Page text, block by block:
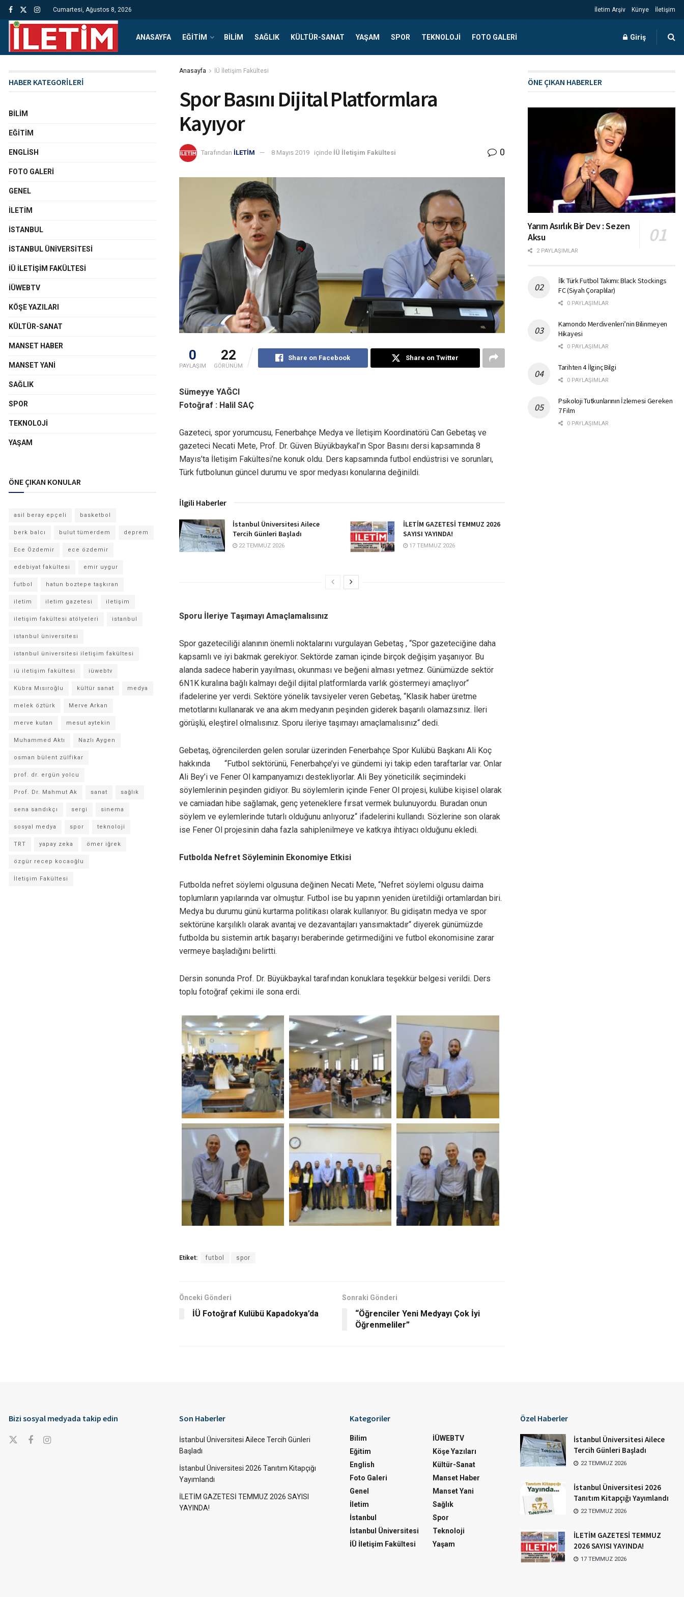
Cumartesi, Ağustos 8, 2026 İletim Arşiv Künye İletişim
ANASAYFA EĞITIM BILIM SAĞLIK KÜLTÜR-SANAT YAŞAM SPOR TEKNOLOJI FOTO GALERI Giriş
Anasayfa İÜ İletişim Fakültesi
Spor Basını Dijital Platformlara
Kayıyor
Tarafından İLETİM 8 Mayıs 2019 içinde İÜ İletişim Fakültesi 0
0
PAYLAŞIM
22
GÖRÜNÜM
Share on Facebook Share on Twitter
Sümeyye YAĞCI
Fotoğraf : Halil SAÇ
Gazeteci, spor yorumcusu, Fenerbahçe Medya ve İletişim Koordinatörü Can Gebetaş ve
gazeteci Necati Mete, Prof. Dr. Güven Büyükbaykal’ın Spor Basını dersi kapsamında 8
Mayıs’ta İletişim Fakültesi’ne konuk oldu. Ders kapsamında futbol endüstrisi ve sorunları,
Türk futbolunun güncel durumu ve spor medyası konularına değinildi.
İlgili Haberler
İstanbul Üniversitesi Ailece
Tercih Günleri Başladı
22 TEMMUZ 2026
İLETİM GAZETESİ TEMMUZ 2026
SAYISI YAYINDA!
17 TEMMUZ 2026
Sporu İleriye Taşımayı Amaçlamalısınız
Spor gazeteciliği alanının önemli noktalarını vurgulayan Gebetaş , “Spor gazeteciğine daha
kapsamlı ve iyi bakmak gerekiyor. Sektörde zaman içinde birçok değişim yaşanıyor. Bu
alanda sadece haberin yayılması, okunması ve beğeni alması yetmez. Günümüzde sektör
6N1K kuralına bağlı kalmayı değil dijital platformlarda varlık göstermeyi amaçlıyor“
ifadelerine yer verdi. Sektöre yönelik tavsiyeler veren Gebetaş, “Klasik haber üretme
metotlarını kullanarak ve ana akım medyanın peşinden giderek başarılı olamazsınız. İleri
görüşlü, eleştirel olmalısınız. Sporu ileriye taşımayı amaçlamalısınız“ dedi.
Gebetaş, öğrencilerden gelen sorular üzerinden Fenerbahçe Spor Kulübü Başkanı Ali Koç
hakkında “Futbol sektörünü, Fenerbahçe’yi ve gündemi iyi takip eden taraftarlar var. Onlar
Ali Bey’i ve Fener Ol kampanyamızı destekliyorlar. Ali Bey yöneticilik seçimindeki
söylemlerinin peşinden gidiyor. Bu söylemlerin içinde Fener Ol projesi, kulübe kişisel olarak
ve camiadan hibe sağlamak, genç yeteneklere fırsat vermek bulunuyordu. Buradan onun
söylem ve eylemlerinde tutarlı olduğunu anlıyoruz“ ifadelerini kullandı. Sözlerine son olarak
ise Fener Ol projesinin daha fazla sahiplenilmeye ve katkıya ihtiyacı olduğunu ekledi.
Futbolda Nefret Söyleminin Ekonomiye Etkisi
Futbolda nefret söylemi olgusuna değinen Necati Mete, “Nefret söylemi olgusu daima
toplumların yapılarında var olmuştur. Futbol ise bu yapının yeniden üretildiği ortamlardan biri.
Medya bu durumu günü kurtarma politikası olarak kullanıyor. Bu gidişatın medya ve spor
sektörüne karşılıklı olarak avantaj ve dezavantajları yansımaktadır“ diyerek günümüzde
futbolda bu sistemin artık başarıyı beraberinde getirmediğini ve futbol ekonomisine zarar
vermeye başladığını belirtti.
Dersin sonunda Prof. Dr. Büyükbaykal tarafından konuklara teşekkür belgesi verildi. Ders
toplu fotoğraf çekimi ile sona erdi.
Etiket: futbol spor
Önceki Gönderi
İÜ Fotoğraf Kulübü Kapadokya’da
Sonraki Gönderi
“Öğrenciler Yeni Medyayı Çok İyi
Öğrenmeliler”
HABER KATEGORİLERİ
BILIM
EĞITIM
ENGLISH
FOTO GALERI
GENEL
İLETIM
İSTANBUL
İSTANBUL ÜNIVERSITESI
İÜ İLETIŞIM FAKÜLTESI
İÜWEBTV
KÖŞE YAZILARI
KÜLTÜR-SANAT
MANSET HABER
MANSET YANI
SAĞLIK
SPOR
TEKNOLOJI
YAŞAM
ÖNE ÇIKAN KONULAR
asil beray epçeli basketbol
berk balcı bulut tümerdem deprem
Ece Özdemir ece özdemir
edebiyat fakültesi emir uygur
futbol hatun boztepe taşkıran
iletim iletim gazetesi iletişim
iletişim fakültesi atölyeleri istanbul
istanbul üniversitesi
istanbul üniversitesi iletişim fakültesi
iü iletişim fakültesi iüwebtv
Kübra Mısıroğlu kültür sanat medya
melek öztürk Merve Arkan
merve kutan mesut aytekin
Muhammed Aktı Nazlı Aygen
osman bülent zülfikar
prof. dr. ergün yolcu
Prof. Dr. Mahmut Ak sanat sağlık
sena sandıkçı sergi sinema
sosyal medya spor teknoloji
TRT yapay zeka ömer iğrek
özgür recep kocaoğlu
İletişim Fakültesi
ÖNE ÇIKAN HABERLER
Yarım Asırlık Bir Dev : Sezen
Aksu
2 PAYLAŞIMLAR
İlk Türk Futbol Takımı: Black Stockings
FC (Siyah Çoraplılar)
0 PAYLAŞIMLAR
Kamondo Merdivenleri’nin Bilinmeyen
Hikayesi
0 PAYLAŞIMLAR
Tarihten 4 İlginç Bilgi
0 PAYLAŞIMLAR
Psikoloji Tutkunlarının İzlemesi Gereken
7 Film
0 PAYLAŞIMLAR
Bizi sosyal medyada takip edin Son Haberler
İstanbul Üniversitesi Ailece Tercih Günleri
Başladı
İstanbul Üniversitesi 2026 Tanıtım Kitapçığı
Yayımlandı
İLETİM GAZETESİ TEMMUZ 2026 SAYISI
YAYINDA!
Kategoriler
Bilim
Eğitim
English
Foto Galeri
Genel
İletim
İstanbul
İstanbul Üniversitesi
İÜ İletişim Fakültesi
İÜWEBTV
Köşe Yazıları
Kültür-Sanat
Manset Haber
Manset Yani
Sağlık
Spor
Teknoloji
Yaşam
Özel Haberler
İstanbul Üniversitesi Ailece
Tercih Günleri Başladı
22 TEMMUZ 2026
İstanbul Üniversitesi 2026
Tanıtım Kitapçığı Yayımlandı
22 TEMMUZ 2026
İLETİM GAZETESİ TEMMUZ
2026 SAYISI YAYINDA!
17 TEMMUZ 2026